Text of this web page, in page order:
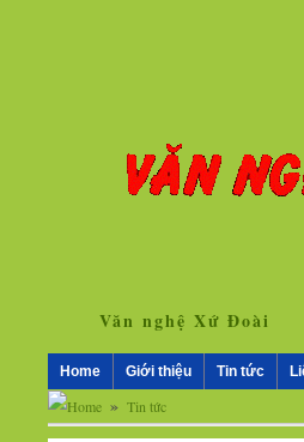
Văn nghệ Xứ Đoài
Home Giới thiệu Tin tức
» Tin tức